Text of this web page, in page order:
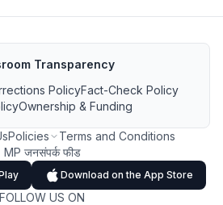
Transparency
PolicyFact-Check Policy
Ownership & Funding
Policies
Terms and Conditions
MP जनसंपर्क फीड
Download on the App Store
FOLLOW US ON